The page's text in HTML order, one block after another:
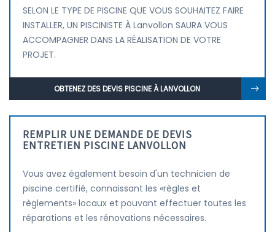
SELON LE TYPE DE PISCINE QUE VOUS SOUHAITEZ FAIRE
INSTALLER, UN PISCINISTE À Lanvollon SAURA VOUS
ACCOMPAGNER DANS LA RÉALISATION DE VOTRE
PROJET.
OBTENEZ DES DEVIS PISCINE À LANVOLLON
REMPLIR UNE DEMANDE DE DEVIS
ENTRETIEN PISCINE LANVOLLON
Vous avez également besoin d'un technicien de
piscine certifié, connaissant les «règles et
règlements» locaux et pouvant effectuer toutes les
réparations et les rénovations nécessaires.